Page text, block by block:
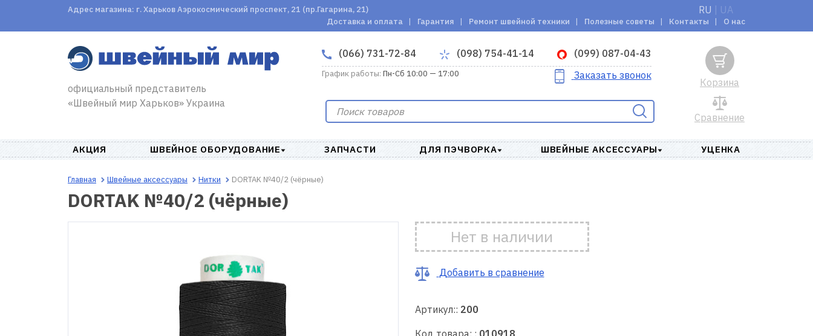
Адрес магазина: г. Харьков Аэрокосмический проспект, 21 (пр.Гагарина, 21) RU UA
Доставка и оплата Гарантия Ремонт швейной техники Полезные советы Контакты О нас
официальный представитель
«Швейный мир Харьков» Украина
(066) 731-72-84 (098) 754-41-14 (099) 087-04-43
График работы: Пн-Сб 10:00 — 17:00 Заказать звонок
Сравнение
Корзина
АКЦИЯ ШВЕЙНОЕ ОБОРУДОВАНИЕ ЗАПЧАСТИ ДЛЯ ПЭЧВОРКА ШВЕЙНЫЕ АКСЕССУАРЫ УЦЕНКА
Главная Швейные аксессуары Нитки DORTAK №40/2 (чёрные)
DORTAK №40/2 (чёрные)
Нет в наличии
Добавить в сравнение
Артикул:: 200
Код товара: : 010918